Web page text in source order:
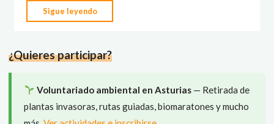
Sigue leyendo
cascadas
Villayón"
¿Quieres participar?
Voluntariado ambiental en Asturias— Retirada de
plantas invasoras, rutas guiadas, biomaratones y mucho